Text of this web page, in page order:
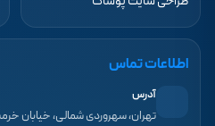
اطلاعات تماس
آدرس